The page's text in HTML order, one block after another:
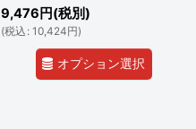
9,476 円(税別)
(税込 : 10,424円)
オプション選択